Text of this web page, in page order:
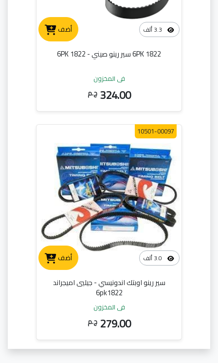
أضف
6PK 1822 سير رينو صيني - 6PK 1822
في المخزون
324.00 ج.م
أضف
10501-00097
سير رينو اوبتك اندونيسي - جيليي اميجراند
6pk1822
في المخزون
279.00 ج.م